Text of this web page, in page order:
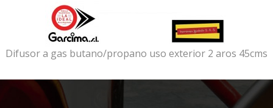
Difusor a gas butano/propano uso exterior 2 aros 45cms